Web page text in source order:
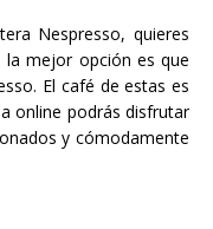
Nespresso, quieres
mejor opción es que
El café de estas es
online podrás disfrutar
y cómodamente